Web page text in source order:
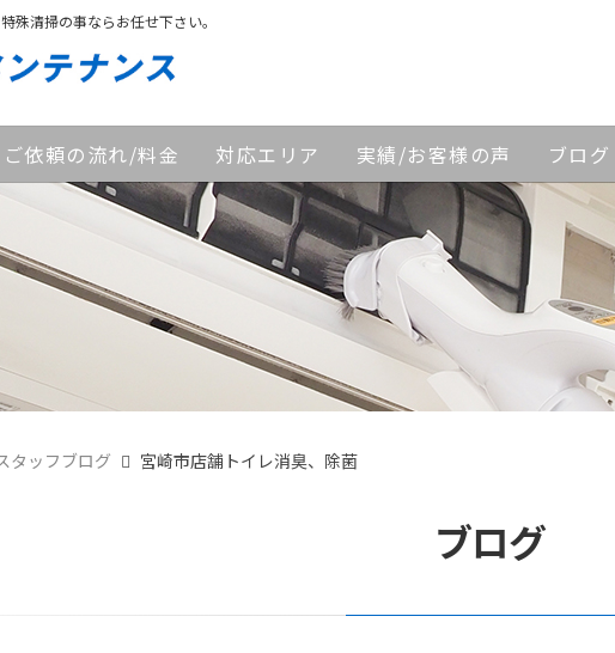
殊清掃の事ならお任せ下さい。
ご依頼の流れ/料金 対応エリア 実績/お客様の声 ブログ
タッフブログ 宮崎市店舗トイレ消臭、除菌
ブログ